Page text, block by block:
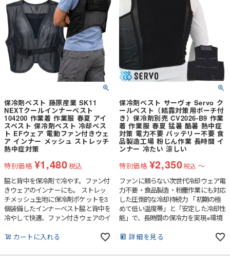
保冷剤ベスト 藤原産業 SK11
NEXTクールインナーベスト
104200 作業着 作業服 春夏 アイ
スベスト 保冷剤ベスト 冷却ベス
ト EFウェア 電動ファン付きウェ
ア インナー メッシュ ストレッチ
熱中症対策
特別価格 ¥1,480税込
脇と背中を保冷剤で冷やす。ファン付
きウェアのインナーにも。 ストレッ
チメッシュ生地に保冷剤ポケットを3
個装備したインナーベスト脇と背中を
冷やして快適、ファン付きウェアのイ
カートに入れる
保冷剤ベスト サーヴォ Servo ク
ールベスト（結露対策用ポーチ付
き）保冷剤別売 CV2026-B9 作業
着 作業服 春夏 猛暑 酷暑 熱中症
対策 電力不要 バッテリー不要 食
品製造工場 粉じん作業 長時間 イ
ンナー 冷たい 涼しい
特別価格 ¥2,350税込 〜
ファンに頼らない次世代冷却ウェア電
力不要・食品製造・粉塵作業にも対応
した圧倒的な冷却持続力 「初期の極
めて低い温度帯」と「安定した冷却性
能」で、長時間の保冷力を実現※環境
強力冷却時間（0～10℃）：約2.5時
定冷却時間（10～20℃）：約3.5時
詳細を見る